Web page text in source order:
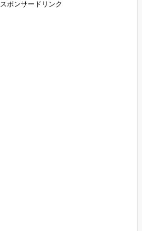
スポンサードリンク